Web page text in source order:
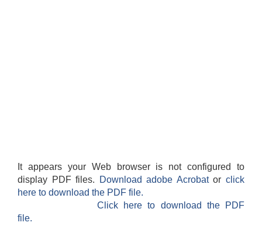
It appears your Web browser is not configured to
display PDF files.
Download adobe Acrobatorclick
here to download the PDF file.
Click here to download the PDF
file.